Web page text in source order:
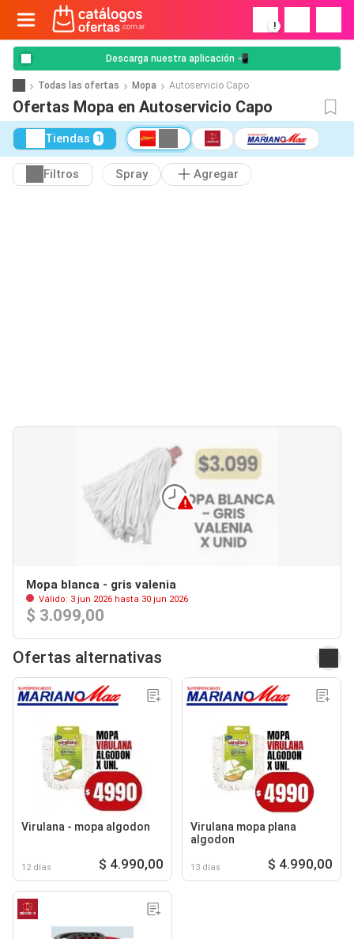
!
Descarga nuestra aplicación 📲
Todas las ofertas Mopa Autoservicio Capo
Ofertas Mopa en Autoservicio Capo
Tiendas 1
Filtros Spray Agregar
Mopa blanca - gris valenia
Válido: 3 jun 2026 hasta 30 jun 2026
$ 3.099,00
Ofertas alternativas
Virulana - mopa algodon
12 días $ 4.990,00
Virulana mopa plana
algodon
13 días $ 4.990,00